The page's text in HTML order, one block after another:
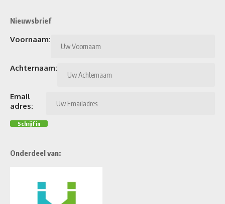
Nieuwsbrief
Voornaam:
Achternaam:
Email
adres:
Onderdeel van: